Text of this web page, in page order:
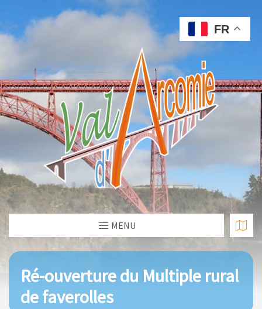
MENU
Ré-ouverture du Multiple rural
de faverolles
FR